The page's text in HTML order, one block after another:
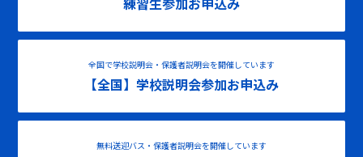
全国で学校説明会・保護者説明会を開催しています
【全国】学校説明会参加お申込み
無料送迎バス・保護者説明会を開催しています